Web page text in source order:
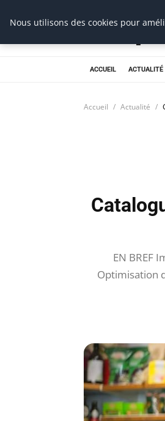
ACCUEIL ACTUALITÉ
Accueil Actualité
EN BREF
Optimisation
Nous utilisons des cookies pour